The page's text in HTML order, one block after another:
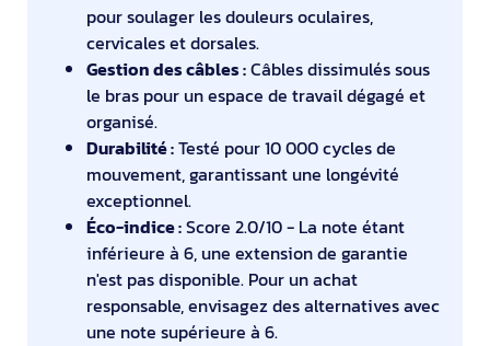
pour soulager les douleurs oculaires,
cervicales et dorsales.
Gestion des câbles :Câbles dissimulés sous
le bras pour un espace de travail dégagé et
organisé.
Durabilité :Testé pour 10 000 cycles de
mouvement, garantissant une longévité
exceptionnel.
Éco-indice :Score 2.0/10 - La note étant
inférieure à 6, une extension de garantie
n'est pas disponible. Pour un achat
responsable, envisagez des alternatives avec
une note supérieure à 6.